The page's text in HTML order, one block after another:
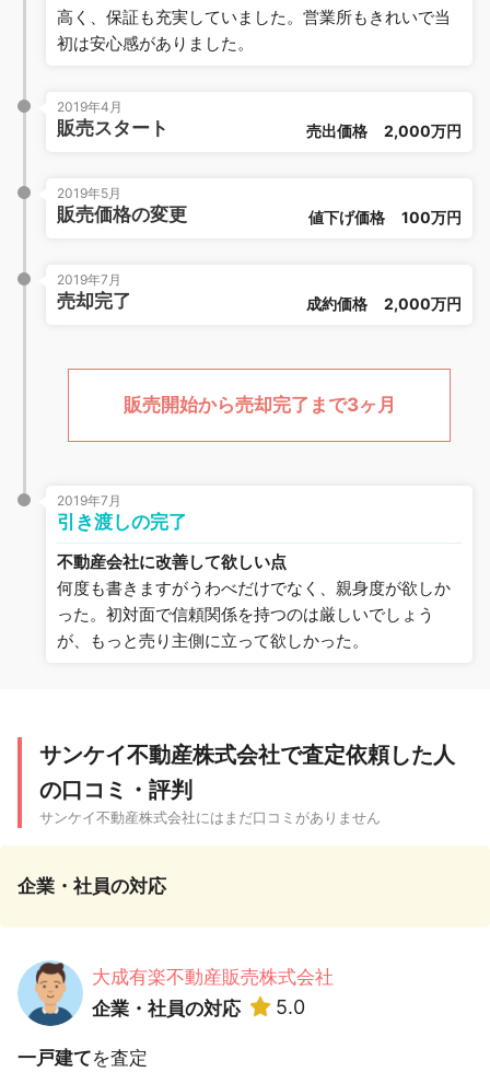
高く、保証も充実していました。営業所もきれいで当
初は安心感がありました。
2019年4月
販売スタート 売出価格 2,000万円
2019年5月
販売価格の変更 値下げ価格 100万円
2019年7月
売却完了 成約価格 2,000万円
販売開始から売却完了まで3ヶ月
2019年7月
引き渡しの完了
不動産会社に改善して欲しい点
何度も書きますがうわべだけでなく、親身度が欲しか
った。初対面で信頼関係を持つのは厳しいでしょう
が、もっと売り主側に立って欲しかった。
サンケイ不動産株式会社で査定依頼した人
の口コミ・評判
サンケイ不動産株式会社にはまだ口コミがありません
企業・社員の対応
大成有楽不動産販売株式会社
企業・社員の対応
5.0
一戸建てを査定